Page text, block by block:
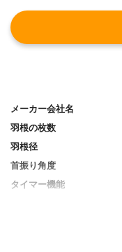
メーカー会社名
羽根の枚数
羽根径
首振り角度
タイマー機能